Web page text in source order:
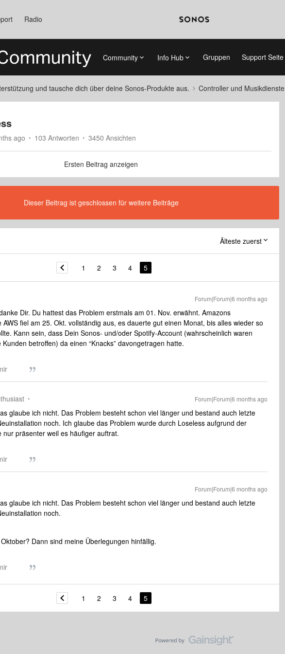
Radio
Community Info Hub Gruppen Support Seite
und tausche dich über deine Sonos-Produkte aus. Controller und Musikdienste
ago 103 Antworten 3450 Ansichten
Ersten Beitrag anzeigen
Dieser Beitrag ist geschlossen für weitere Beiträge
Älteste zuerst
1 2 3 4 5
Forum|Forum|6 months ago
Dir. Du hattest das Problem erstmals am 01. Nov. erwähnt. Amazons
AWS fiel am 25. Okt. vollständig aus, es dauerte gut einen Monat, bis alles wieder so
Kann sein, dass Dein Sonos- und/oder Spotify-Account (wahrscheinlich waren
Kunden betroffen) da einen “Knacks” davongetragen hatte.
Forum|Forum|6 months ago
glaube ich nicht. Das Problem besteht schon viel länger und bestand auch letzte
noch. Ich glaube das Problem wurde durch Loseless aufgrund der
nur präsenter weil es häufiger auftrat.
Forum|Forum|6 months ago
glaube ich nicht. Das Problem besteht schon viel länger und bestand auch letzte
noch.
Dann sind meine Überlegungen hinfällig.
1 2 3 4 5